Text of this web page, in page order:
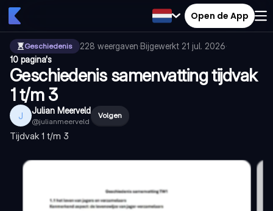
Open de App
Geschiedenis 228 weergaven·Bijgewerkt 21 jul. 2026·
10 pagina's
Geschiedenis samenvatting tijdvak
1 t/m 3
J Julian Meerveld
@julianmeerveld
Volgen
Tijdvak 1 t/m 3